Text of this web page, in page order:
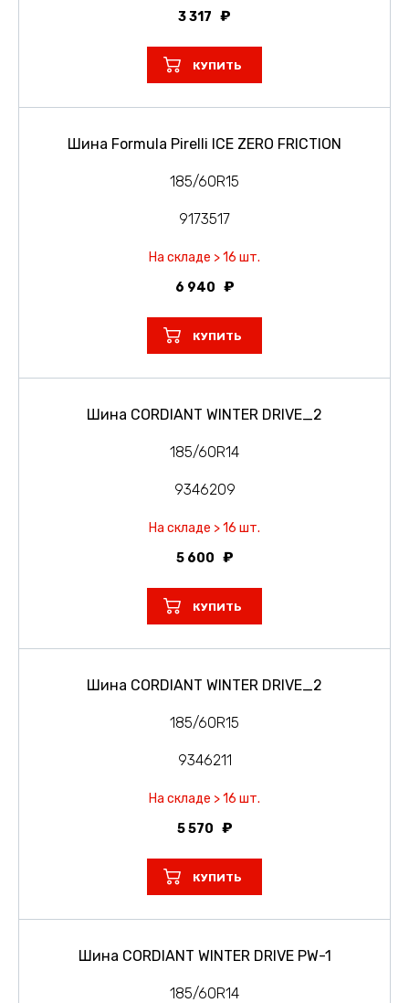
3 317
КУПИТЬ
Шина Formula Pirelli ICE ZERO FRICTION
185/60R15
9173517
На складе > 16 шт.
6 940
КУПИТЬ
Шина CORDIANT WINTER DRIVE_2
185/60R14
9346209
На складе > 16 шт.
5 600
КУПИТЬ
Шина CORDIANT WINTER DRIVE_2
185/60R15
9346211
На складе > 16 шт.
5 570
КУПИТЬ
Шина CORDIANT WINTER DRIVE PW-1
185/60R14